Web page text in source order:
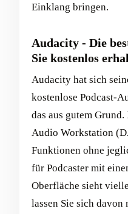
Einklang bringen.
Audacity - Die
Sie kostenlos
Audacity hat sich
kostenlose Podcast-
das aus gutem
Audio Workstation
Funktionen ohne
für Podcaster mit
Oberfläche sieht
lassen Sie sich